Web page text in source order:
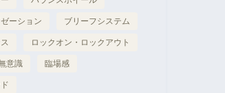
ーション ブリーフシステム
ロックオン・ロックアウト
意識 臨場感